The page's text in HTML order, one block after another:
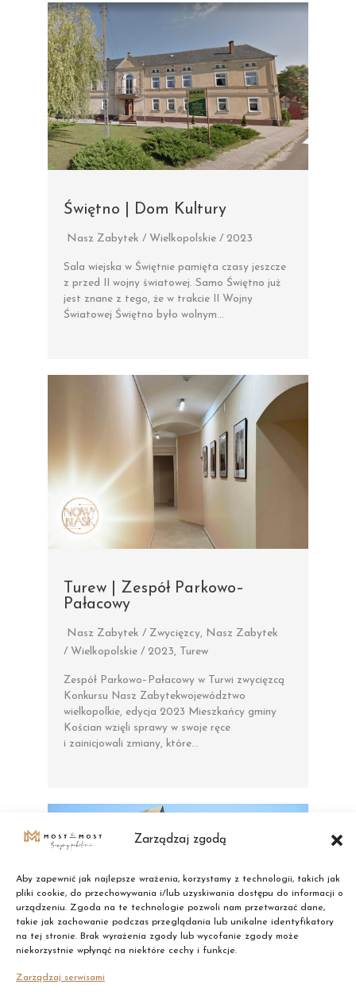
Zarządzaj zgodą
Aby zapewnić jak najlepsze wrażenia, korzystamy z technologii, takich jak
pliki cookie, do przechowywania i/lub uzyskiwania dostępu do informacji o
urządzeniu. Zgoda na te technologie pozwoli nam przetwarzać dane,
takie jak zachowanie podczas przeglądania lub unikalne identyfikatory
na tej stronie. Brak wyrażenia zgody lub wycofanie zgody może
niekorzystnie wpłynąć na niektóre cechy i funkcje.
Zarządzaj serwisami
Świętno | Dom Kultury
Nasz Zabytek / Wielkopolskie / 2023
Sala wiejska w Świętnie pamięta czasy jeszcze
z przed II wojny światowej. Samo Świętno już
jest znane z tego, że w trakcie II Wojny
Światowej Świętno było wolnym…
Turew | Zespół Parkowo–
Pałacowy
Nasz Zabytek / Zwycięzcy, Nasz Zabytek
/ Wielkopolskie / 2023, Turew
Zespół Parkowo–Pałacowy w Turwi zwycięzcą
Konkursu Nasz Zabytekwojewództwo
wielkopolkie, edycja 2023 Mieszkańcy gminy
Kościan wzięli sprawy w swoje ręce
i zainicjowali zmiany, które…